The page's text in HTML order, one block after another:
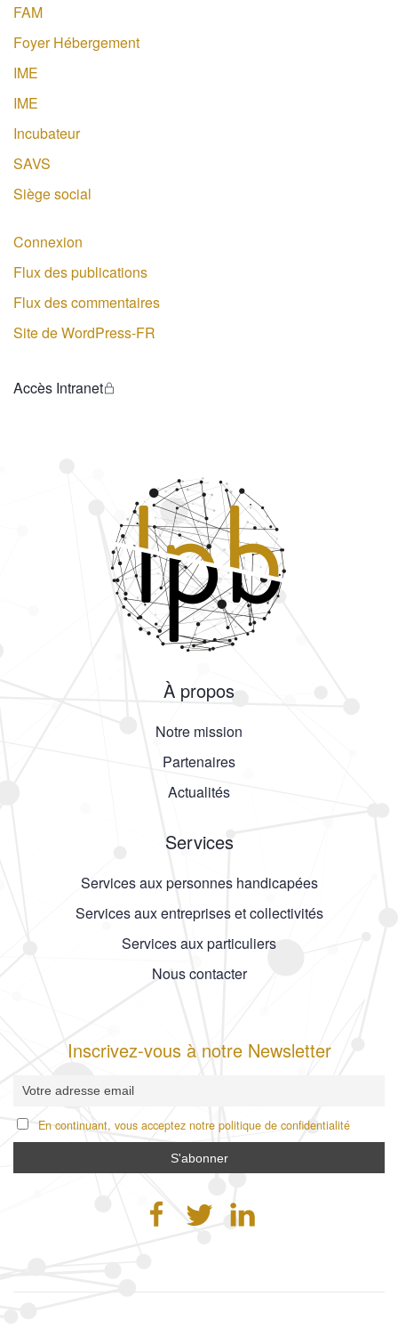
FAM
Foyer Hébergement
IME
IME
Incubateur
SAVS
Siège social
Connexion
Flux des publications
Flux des commentaires
Site de WordPress-FR
Accès Intranet
À propos
Notre mission
Partenaires
Actualités
Services
Services aux personnes handicapées
Services aux entreprises et collectivités
Services aux particuliers
Nous contacter
Inscrivez-vous à notre Newsletter
En continuant, vous acceptez notre politique de confidentialité